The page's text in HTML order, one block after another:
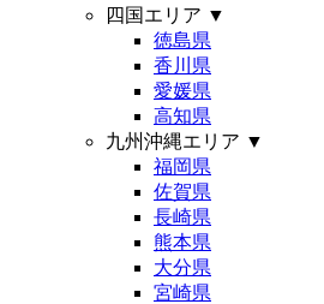
四国エリア ▼
徳島県
香川県
愛媛県
高知県
九州沖縄エリア ▼
福岡県
佐賀県
長崎県
熊本県
大分県
宮崎県